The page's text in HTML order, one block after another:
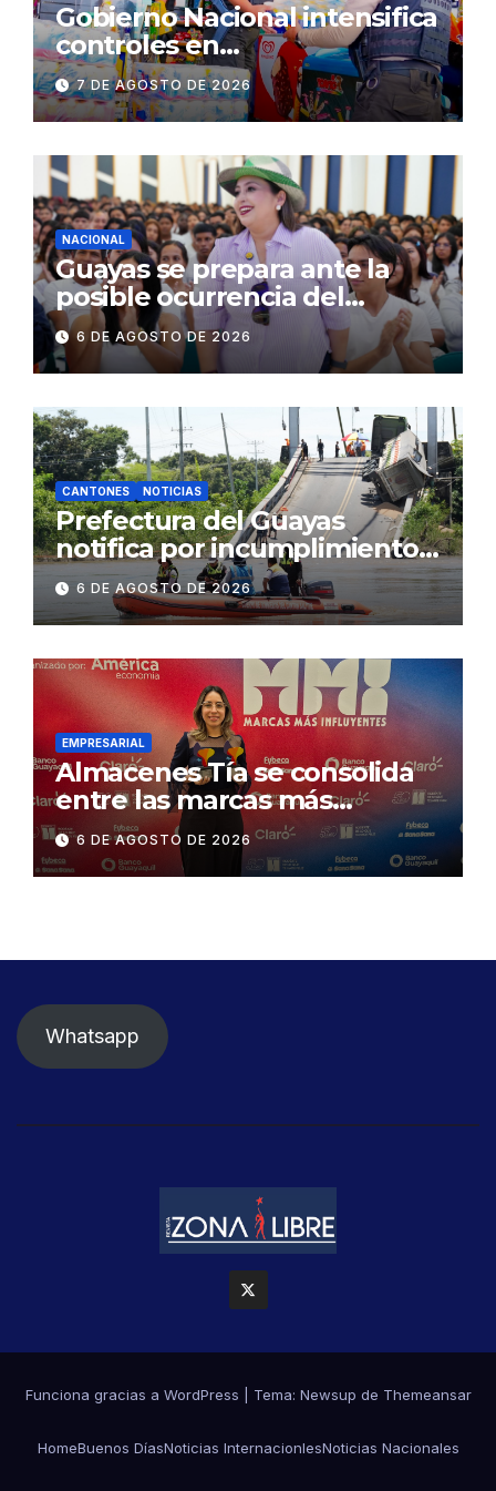
Gobierno Nacional intensifica
controles en
establecimientos y espacios
públicos de Pichincha: 684
operativos en zonas
comerciales y de
concurrencia
7 DE AGOSTO DE 2026
NACIONAL
Guayas se prepara ante la
posible ocurrencia del
fenómeno de El Niño:
Gobierno Nacional capacita a
2.500 jóvenes
6 DE AGOSTO DE 2026
CANTONES NOTICIAS
Prefectura del Guayas
notifica por incumplimiento
contractual a la
Concesionaria CONORTE y
exige celeridad en
desmontaje del puente
Gonzalo Icaza Cornejo, en
Daule
6 DE AGOSTO DE 2026
EMPRESARIAL
Almacenes Tía se consolida
entre las marcas más
influyentes del Ecuador
6 DE AGOSTO DE 2026
Whatsapp
Funciona gracias a WordPress Tema: Newsup de Themeansar
HomeBuenos DíasNoticias InternacionlesNoticias Nacionales